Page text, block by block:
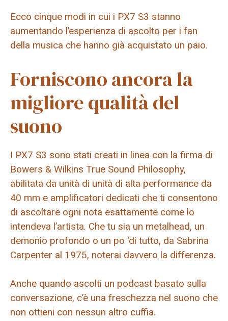
Ecco cinque modi in cui i PX7 S3 stanno
aumentando l’esperienza di ascolto per i fan
della musica che hanno già acquistato un paio.
Forniscono ancora la
migliore qualità del
suono
I PX7 S3 sono stati creati in linea con la firma di
Bowers & Wilkins True Sound Philosophy,
abilitata da unità di unità di alta performance da
40 mm e amplificatori dedicati che ti consentono
di ascoltare ogni nota esattamente come lo
intendeva l’artista. Che tu sia un metalhead, un
demonio profondo o un po ‘di tutto, da Sabrina
Carpenter al 1975, noterai davvero la differenza.
Anche quando ascolti un podcast basato sulla
conversazione, c’è una freschezza nel suono che
non ottieni con nessun altro cuffia.